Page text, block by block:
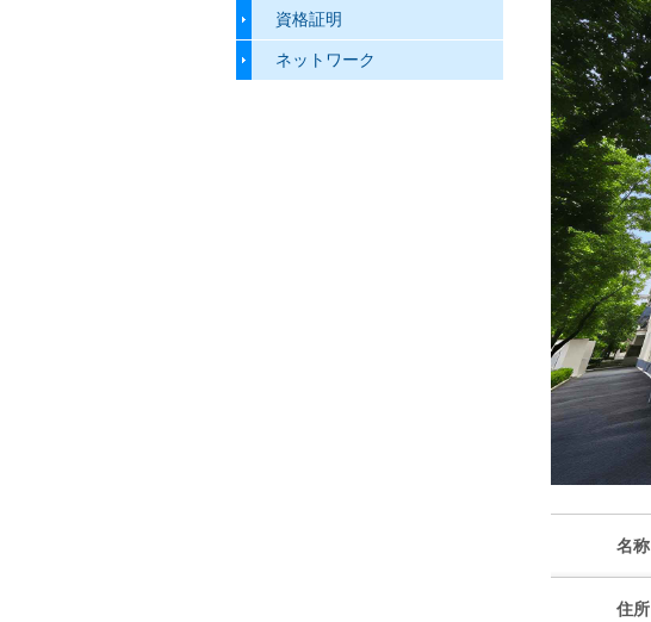
資格証明
ネットワーク
名称
住所